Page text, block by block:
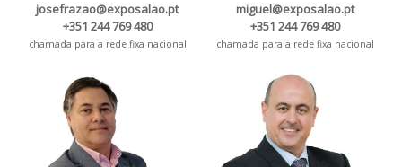
josefrazao@exposalao.pt
+351 244 769 480
chamada para a rede fixa nacional
miguel@exposalao.pt
+351 244 769 480
chamada para a rede fixa nacional